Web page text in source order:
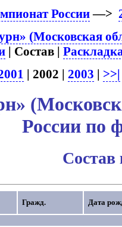
России—>
(Московская
| Состав |
| 2002 | 2003 | >>|
России по
Гражд.
Дата